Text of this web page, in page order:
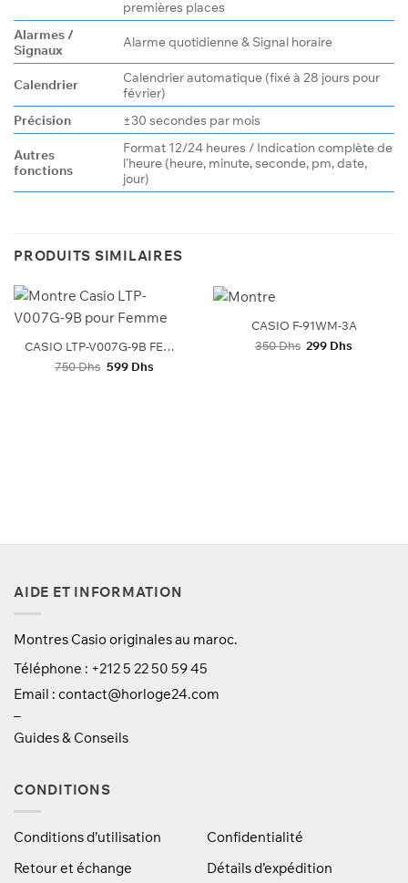
premières places
Alarmes /
Signaux
Alarme quotidienne & Signal horaire
Calendrier
Calendrier automatique (fixé à 28 jours pour
février)
Précision
±30 secondes par mois
Autres
fonctions
Format 12/24 heures / Indication complète de
l’heure (heure, minute, seconde, pm, date,
jour)
PRODUITS SIMILAIRES
CASIO LTP-V007G-9B FEMMES
750Dhs Le
599 DhsLe
CASIO F-91WM-3A
350Dhs Le
299 DhsLe
AIDE ET INFORMATION
Montres Casio originales au maroc.
Téléphone : +212 5 22 50 59 45
Email : contact@horloge24.com
–
Guides & Conseils
CONDITIONS
Conditions d’utilisation
Confidentialité
Retour et échange
Détails d’expédition